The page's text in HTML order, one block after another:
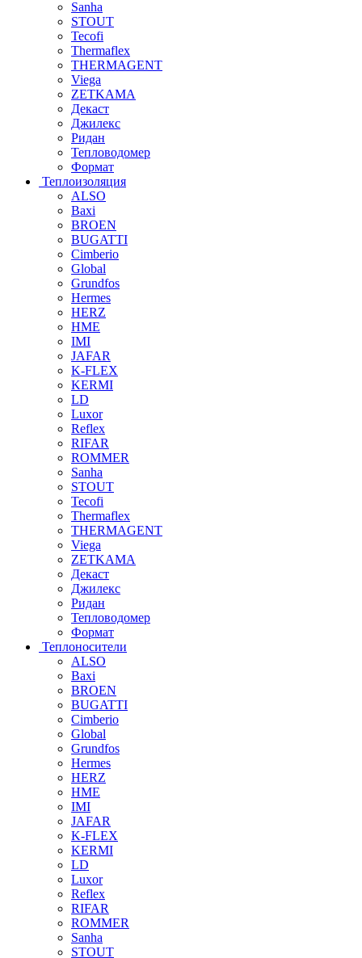
Sanha
STOUT
Tecofi
Thermaflex
THERMAGENT
Viega
ZETKAMA
Декаст
Джилекс
Ридан
Тепловодомер
Формат
Теплоизоляция
ALSO
Baxi
BROEN
BUGATTI
Cimberio
Global
Grundfos
Hermes
HERZ
HME
IMI
JAFAR
K-FLEX
KERMI
LD
Luxor
Reflex
RIFAR
ROMMER
Sanha
STOUT
Tecofi
Thermaflex
THERMAGENT
Viega
ZETKAMA
Декаст
Джилекс
Ридан
Тепловодомер
Формат
Теплоносители
ALSO
Baxi
BROEN
BUGATTI
Cimberio
Global
Grundfos
Hermes
HERZ
HME
IMI
JAFAR
K-FLEX
KERMI
LD
Luxor
Reflex
RIFAR
ROMMER
Sanha
STOUT